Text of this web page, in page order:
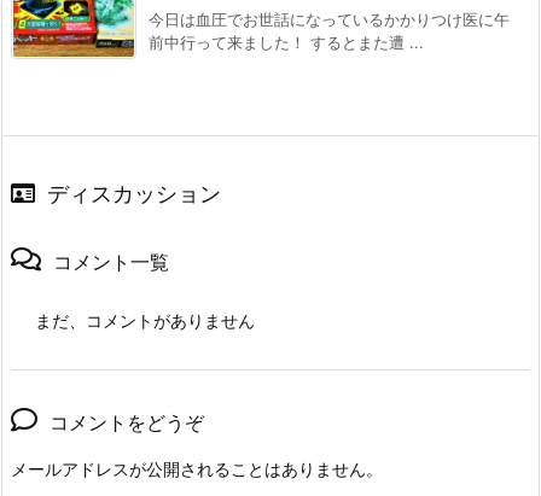
今日は血圧でお世話になっているかかりつけ医に午
前中行って来ました！ するとまた遭 ...
ディスカッション
コメント一覧
まだ、コメントがありません
コメントをどうぞ
メールアドレスが公開されることはありません。